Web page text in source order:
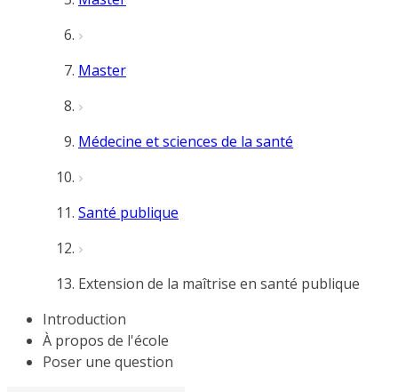
Master
Médecine et sciences de la santé
Santé publique
Extension de la maîtrise en santé publique
Introduction
À propos de l'école
Poser une question